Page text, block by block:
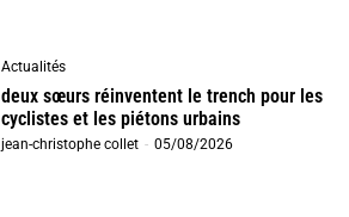
Actualités
deux sœurs réinventent le trench pour les
cyclistes et les piétons urbains
jean-christophe collet - 05/08/2026